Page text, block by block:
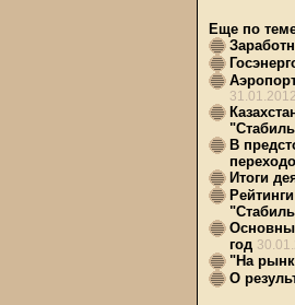
Еще по
31.01.2012
В
Итоги
год
"На
О